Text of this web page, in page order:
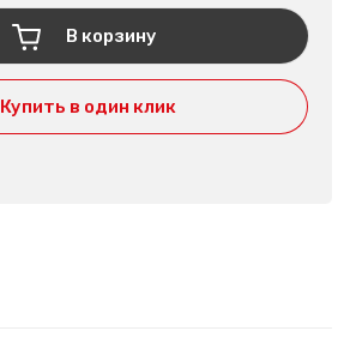
В корзину
Купить в один клик